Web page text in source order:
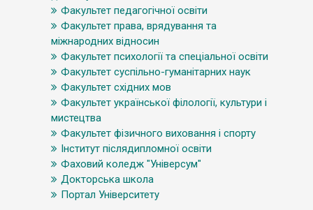
Факультет педагогічної освіти
Факультет права, врядування та
міжнародних відносин
Факультет психології та спеціальної освіти
Факультет суспільно-гуманітарних наук
Факультет східних мов
Факультет української філології, культури і
мистецтва
Факультет фізичного виховання і спорту
Інститут післядипломної освіти
Фаховий коледж "Універсум"
Докторська школа
Портал Університету